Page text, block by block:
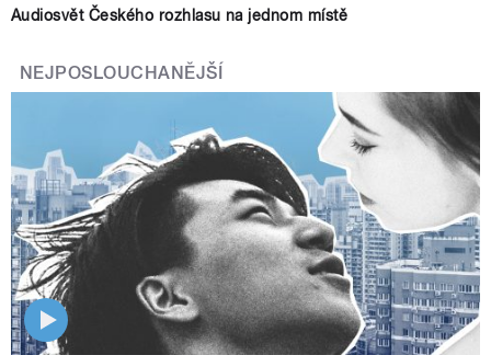
Audiosvět Českého rozhlasu na jednom místě
NEJPOSLOUCHANĚJŠÍ